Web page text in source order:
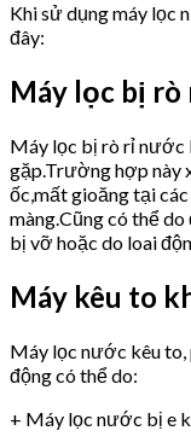
Khi sử dụng máy lọc
đây:
Máy lọc bị
Máy lọc bị rò rỉ nước
gặp.Trường hợp này
ốc,mất gioăng tại
màng.Cũng có thể
bị vỡ hoặc do loai
Máy kêu to
Máy lọc nước kêu to,
động có thể do:
+ Máy lọc nước bị e